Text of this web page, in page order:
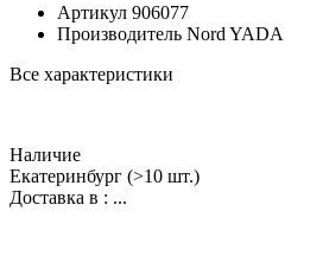
Артикул 906077
Производитель Nord YADA
Все характеристики
Наличие
Екатеринбург (>10 шт.)
Доставка в : ...